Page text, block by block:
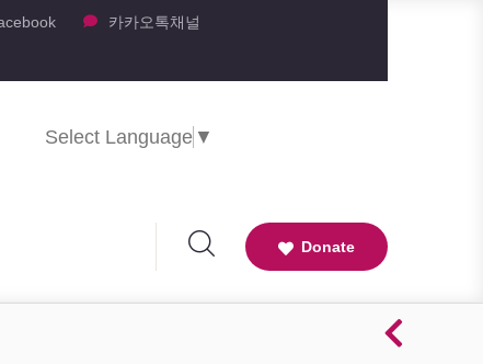
카카오톡채널
Select Language ▼
Donate